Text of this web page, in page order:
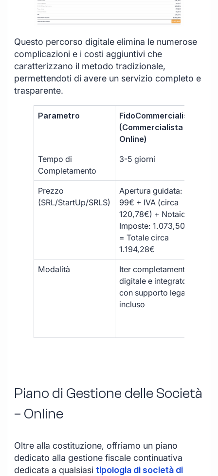
Questo percorso digitale elimina le numerose
complicazioni e i costi aggiuntivi che
caratterizzano il metodo tradizionale,
permettendoti di avere un servizio completo e
trasparente.
Parametro
FidoCommercialista
(Commercialista
Online)
Tempo di
Completamento
3-5 giorni
Prezzo
(SRL/StartUp/SRLS)
Apertura guidata:
99€ + IVA (circa
120,78€) + Notaio e
Imposte: 1.073,50€
= Totale circa
1.194,28€
Modalità
Iter completamente
digitale e integrato,
con supporto legale
incluso
Piano di Gestione delle Società
– Online
Oltre alla costituzione, offriamo un piano
dedicato alla gestione fiscale continuativa
dedicata a qualsiasi tipologia di società di